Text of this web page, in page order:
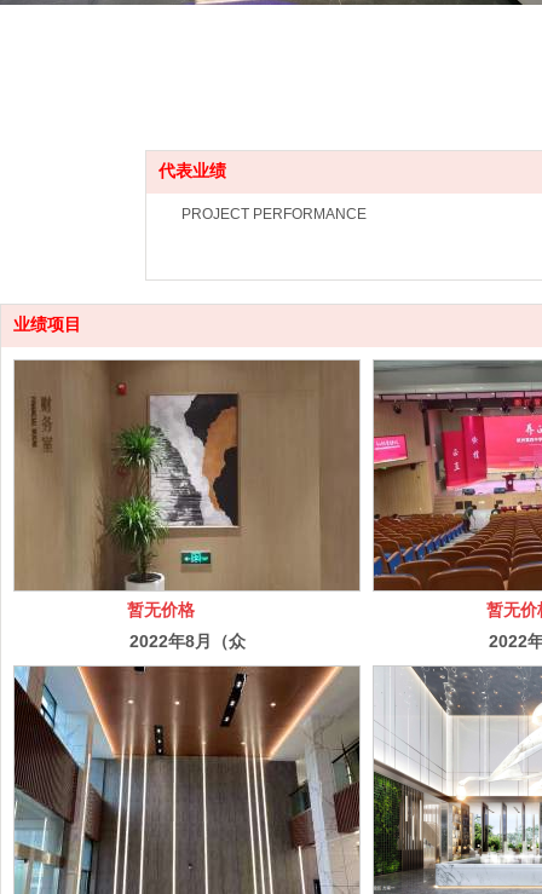
代表业绩
PROJECT PERFORMANCE
业绩项目
暂无价格
2022年8月（众
安濋玥府售楼部
及样板房精装修
暂无价
2022
州第四
学校项
楼、
修